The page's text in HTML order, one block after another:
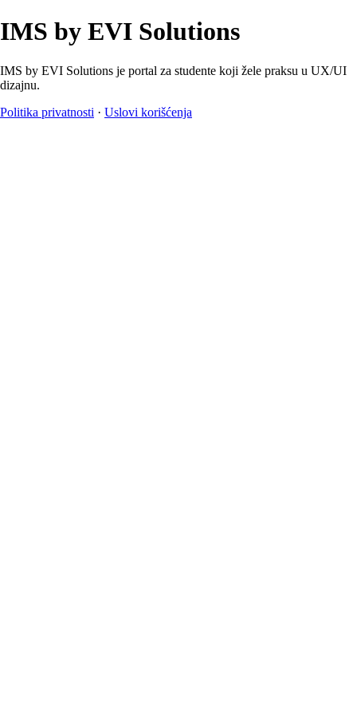
IMS by EVI Solutions
IMS by EVI Solutions je portal za studente koji žele praksu u UX/UI
dizajnu.
Politika privatnosti · Uslovi korišćenja